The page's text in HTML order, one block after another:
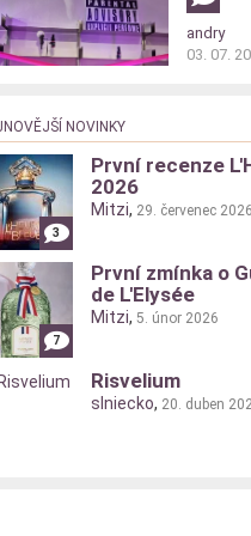
andry
03. 07.
NOVINKY
3
První recenze
2026
Mitzi, 29. červenec 2026
7
První zmínka o
de L'Elysée
Mitzi, 5. únor 2026
Risvelium
slniecko, 20. duben